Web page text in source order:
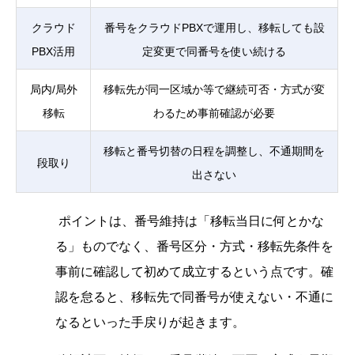
クラウド
PBX活用
番号をクラウドPBXで運用し、移転しても設
定変更で同番号を使い続ける
局内/局外
移転
移転先が同一区域か等で継続可否・方式が変
わるため事前確認が必要
段取り
移転と番号切替の日程を調整し、不通期間を
出さない
ポイントは、番号維持は「移転当日に何とかな
る」ものでなく、番号区分・方式・移転先条件を
事前に確認して初めて成立するという点です。確
認を怠ると、移転先で同番号が使えない・不通に
なるといった手戻りが起きます。